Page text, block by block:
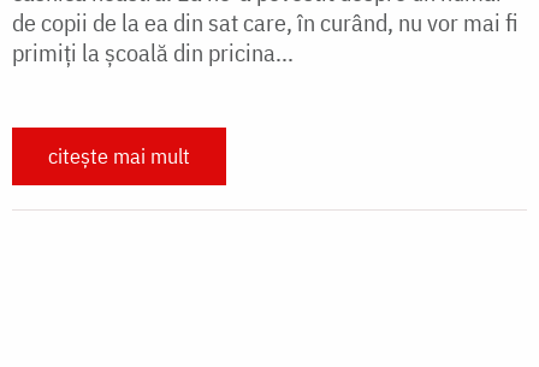
În perioada Postului Mare, când ne pregătim
sufletele pentru a întâmpina cum se cuvine Lumina
Învierii, campania „Bunătate coaptă-n inimi calde”
citește mai mult